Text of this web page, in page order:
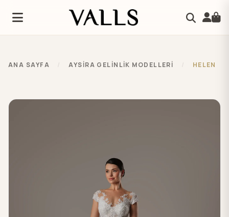
ANA SAYFA AYSIRA GELINLIK MODELLERI HELEN